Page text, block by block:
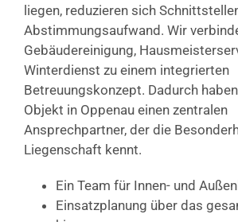
liegen, reduzieren sich
Abstimmungsaufwand. Wir
Gebäudereinigung,
Winterdienst zu einem integrierten
Betreuungskonzept. Dadurch
Objekt in Oppenau einen zentralen
Ansprechpartner, der die
Liegenschaft kennt.
Ein Team für Innen- und
Einsatzplanung über das